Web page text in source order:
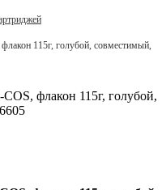
115г, голубой, совместимый,